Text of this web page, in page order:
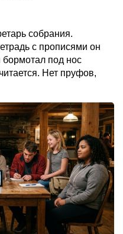
собрания.
с прописями он
бормотал под нос
Нет пруфов,